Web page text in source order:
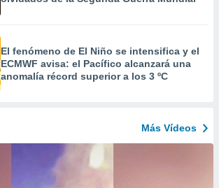
El fenómeno de El Niño se intensifica y el
ECMWF avisa: el Pacífico alcanzará una
anomalía récord superior a los 3 ºC
Más Vídeos